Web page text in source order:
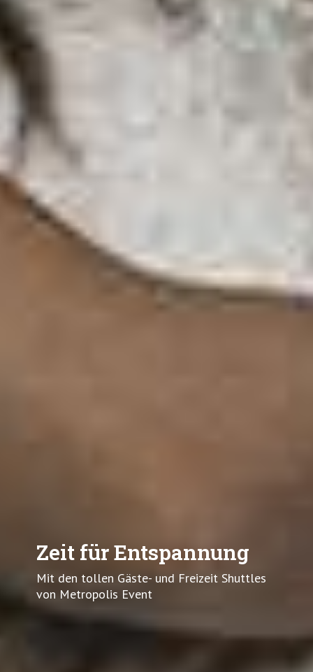
Zeit für Entspannung
Mit den tollen Gäste- und Freizeit Shuttles
von Metropolis Event